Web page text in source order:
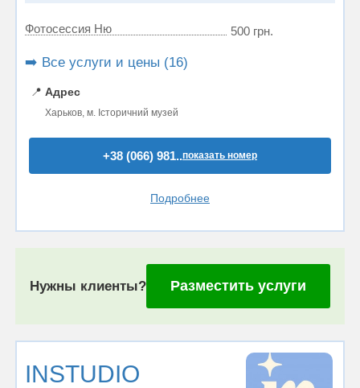
Фотосессия Ню 500 грн.
➡️ Все услуги и цены (16)
📍 Адрес
Харьков, м. Історичний музей
+38 (066) 981..показать номер
Подробнее
Нужны клиенты? Разместить услуги
INSTUDIO